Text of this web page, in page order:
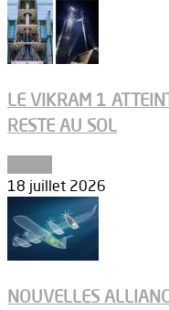
LE VIKRAM 1
RESTE AU SOL
18 juillet 2026
NOUVELLES